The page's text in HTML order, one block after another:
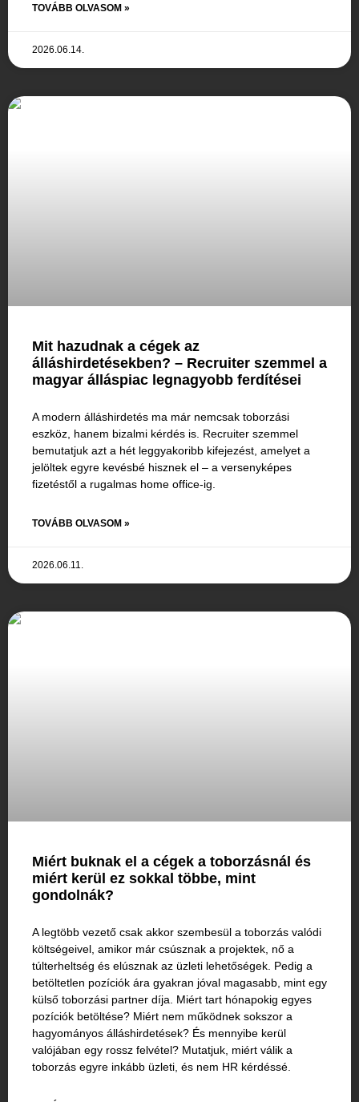
TOVÁBB OLVASOM »
2026.06.14.
Mit hazudnak a cégek az
álláshirdetésekben? – Recruiter szemmel a
magyar álláspiac legnagyobb ferdítései
A modern álláshirdetés ma már nemcsak toborzási
eszköz, hanem bizalmi kérdés is. Recruiter szemmel
bemutatjuk azt a hét leggyakoribb kifejezést, amelyet a
jelöltek egyre kevésbé hisznek el – a versenyképes
fizetéstől a rugalmas home office-ig.
TOVÁBB OLVASOM »
2026.06.11.
Miért buknak el a cégek a toborzásnál és
miért kerül ez sokkal többe, mint
gondolnák?
A legtöbb vezető csak akkor szembesül a toborzás valódi
költségeivel, amikor már csúsznak a projektek, nő a
túlterheltség és elúsznak az üzleti lehetőségek. Pedig a
betöltetlen pozíciók ára gyakran jóval magasabb, mint egy
külső toborzási partner díja. Miért tart hónapokig egyes
pozíciók betöltése? Miért nem működnek sokszor a
hagyományos álláshirdetések? És mennyibe kerül
valójában egy rossz felvétel? Mutatjuk, miért válik a
toborzás egyre inkább üzleti, és nem HR kérdéssé.